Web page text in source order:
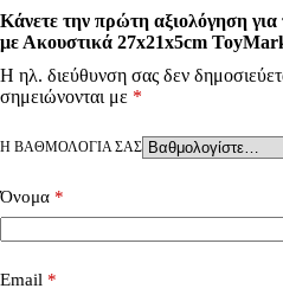
Κάνετε την πρώτη αξιολόγηση
με Ακουστικά 27x21x5cm
Η ηλ. διεύθυνση σας δεν
σημειώνονται με *
Η ΒΑΘΜΟΛΟΓΊΑ ΣΑΣ
Όνομα *
Email *